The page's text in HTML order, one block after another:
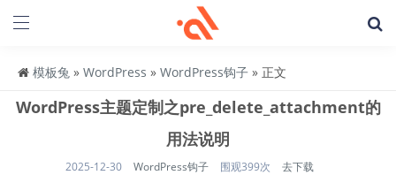
模板兔 » WordPress » WordPress钩子 » 正文
WordPress主题定制之pre_delete_attachment的
用法说明
2025-12-30 WordPress钩子 围观399次 去下载